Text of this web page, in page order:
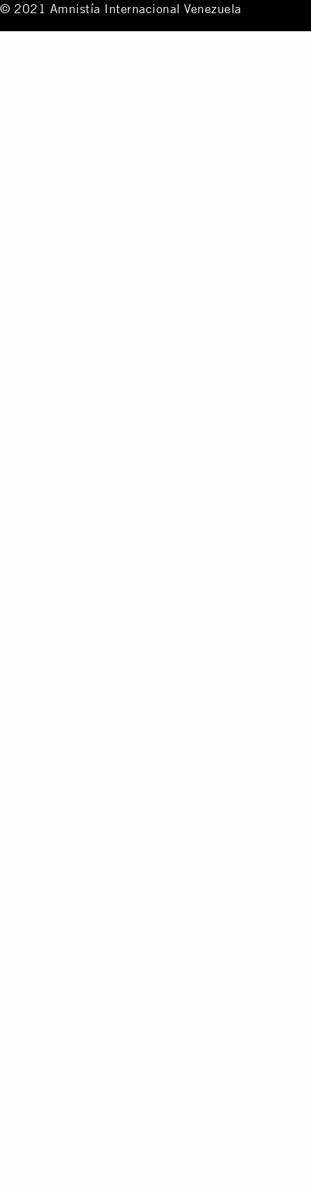
© 2021 Amnistía Internacional Venezuela